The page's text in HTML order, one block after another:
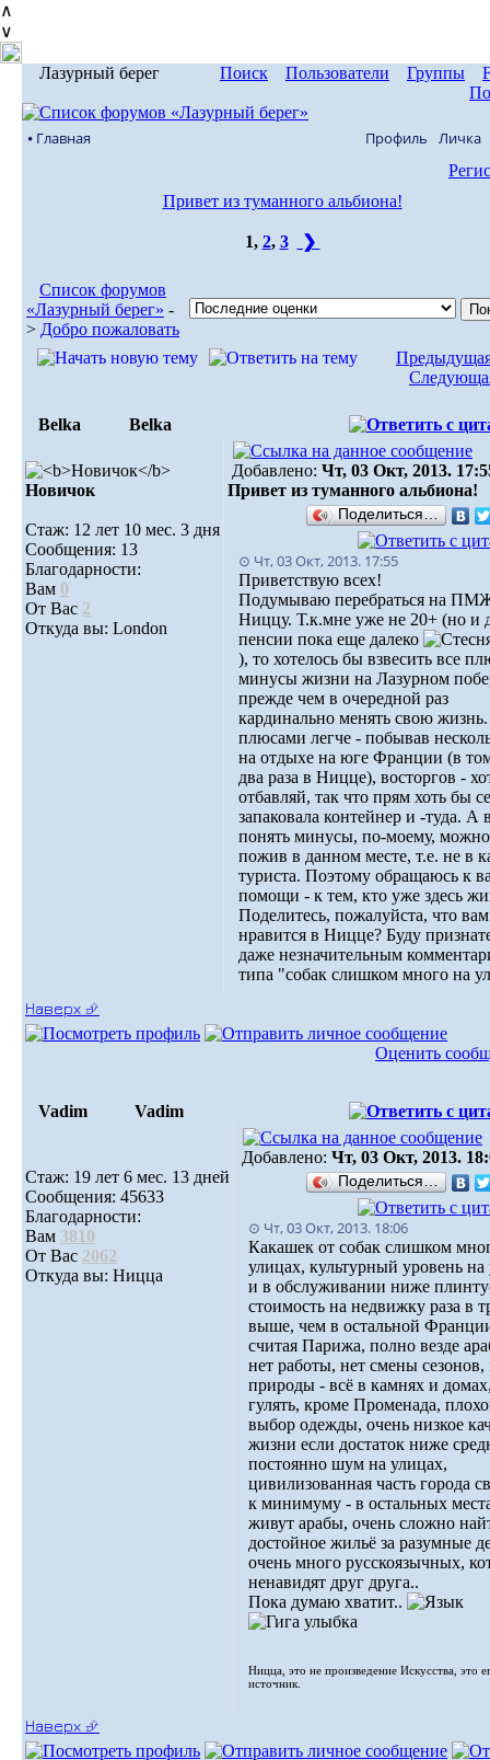
∧
∨
Лазурный берег Поиск Пользователи Группы
⦁ Главная Профиль Личка
Привет из туманного альбиона!
1, 2, 3 ❯
Список форумов
«Лазурный берег» -
> Добро пожаловать
Belka Belka
Новичок
Стаж: 12 лет 10 мес. 3 дня
Сообщения: 13
Благодарности:
Вам 0
От Вас 2
Откуда вы: London
Добавлено: Чт, 03 Окт, 2013.
Привет из туманного альбиона!
Поделиться…
⊙ Чт, 03 Окт, 2013. 17:55
Приветствую всех!
Подумываю перебраться на
Ниццу. Т.к.мне уже не 20+ (но и
пенсии пока еще далеко
), то хотелось бы взвесить все
минусы жизни на Лазурном
прежде чем в очередной раз
кардинально менять свою
плюсами легче - побывав
на отдыхе на юге Франции (в
два раза в Ницце), восторгов -
отбавляй, так что прям хоть бы
запаковала контейнер и -туда. А
понять минусы, по-моему, можно
пожив в данном месте, т.е. не в
туриста. Поэтому обращаюсь к
помощи - к тем, кто уже здесь
Поделитесь, пожалуйста, что
нравится в Ницце? Буду
даже незначительным
типа "собак слишком много на
Наверх ⮵
Оценить
Vadim Vadim
Стаж: 19 лет 6 мес. 13 дней
Сообщения: 45633
Благодарности:
Вам 3810
От Вас 2062
Откуда вы: Ницца
Добавлено: Чт, 03 Окт, 2013.
Поделиться…
⊙ Чт, 03 Окт, 2013. 18:06
Какашек от собак слишком
улицах, культурный уровень на
и в обслуживании ниже
стоимость на недвижку раза в
выше, чем в остальной
считая Парижа, полно везде
нет работы, нет смены сезонов,
природы - всё в камнях и
гулять, кроме Променада,
выбор одежды, очень низкое
жизни если достаток ниже
постоянно шум на улицах,
цивилизованная часть города
к минимуму - в остальных
живут арабы, очень сложно
достойное жильё за разумные
очень много русскоязычных,
ненавидят друг друга..
Пока думаю хватит..
Ницца, это не произведение Искусства, это
источник.
Наверх ⮵